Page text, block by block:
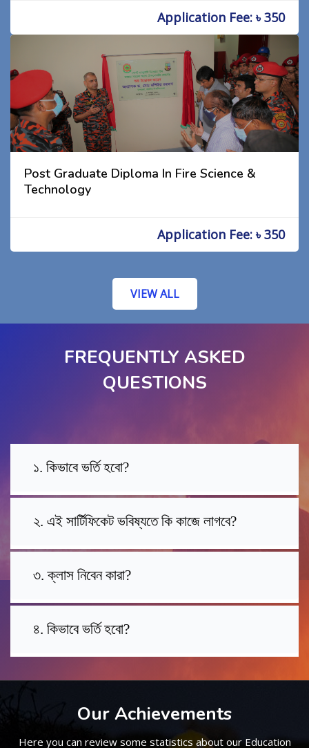
Application Fee: ৳ 350
Post Graduate Diploma In Fire Science &
Technology
Application Fee: ৳ 350
VIEW ALL
FREQUENTLY ASKED
QUESTIONS
১. কিভাবে ভর্তি হবো?
২. এই সার্টিফিকেট ভবিষ্যতে কি কাজে লাগবে?
৩. ক্লাস নিবেন কারা?
৪. কিভাবে ভর্তি হবো?
Our Achievements
Here you can review some statistics about our Education